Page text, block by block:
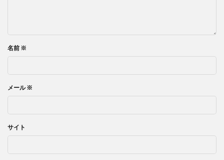
名前 ※
メール※
サイト